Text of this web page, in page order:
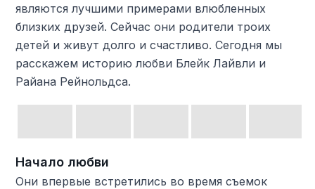
являются лучшими примерами влюбленных
близких друзей. Сейчас они родители троих
детей и живут долго и счастливо. Сегодня мы
расскажем историю любви Блейк Лайвли и
Райана Рейнольдса.
Начало любви
Они впервые встретились во время съемок